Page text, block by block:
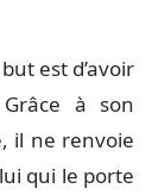
est d’avoir
à son
il ne renvoie
qui le porte